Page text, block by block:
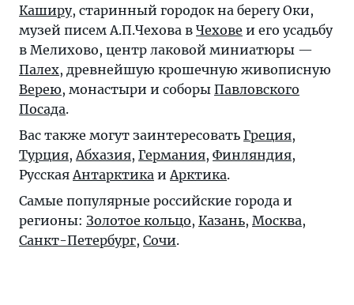
Каширу, старинный городок на берегу Оки,
музей писем А.П.Чехова в Чехове и его усадьбу
в Мелихово, центр лаковой миниатюры —
Палех, древнейшую крошечную живописную
Верею, монастыри и соборы Павловского
Посада.
Вас также могут заинтересовать Греция,
Турция,Абхазия, Германия, Финляндия,
РусскаяАнтарктика иАрктика.
Самые популярные российские города и
регионы: Золотое кольцо, Казань, Москва,
Санкт-Петербург, Сочи.